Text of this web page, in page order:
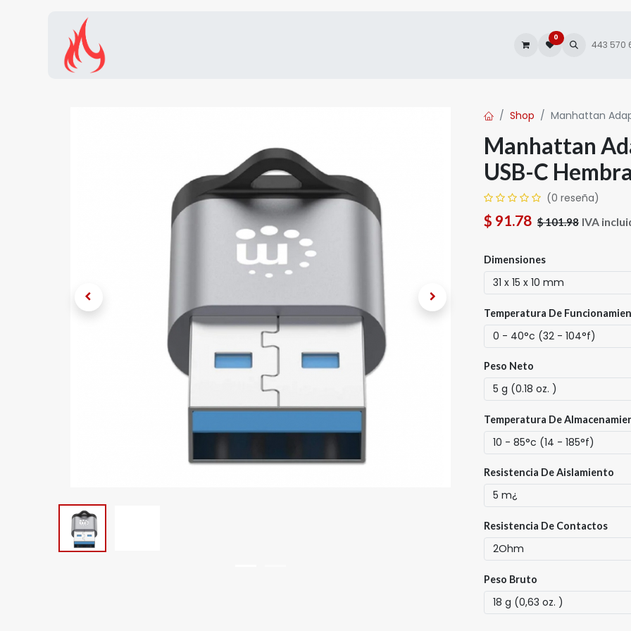
0
443 570
Shop Manhattan
Manhattan
USB-C
(0 reseña)
$ 91.78 $101.98 IVA
Dimensiones
Temperatura De
Peso Neto
Temperatura De
Resistencia De Aislamiento
Resistencia De Contactos
Peso Bruto